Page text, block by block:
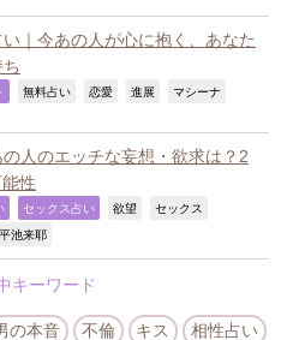
｜今あの人が心に抱く、あなた
無料占い 恋愛 進展 マシーナ
人のエッチな妄想・欲求は？2
性
セックス占い 欲望 セックス
平池来耶
キーワード
の本音 不倫 キス 相性占い